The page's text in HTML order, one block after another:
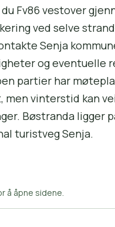
Fv86 vestover
ved selve
Senja
og eventuelle
partier har
men vinterstid kan
Bøstranda ligger
turistveg Senja.
å åpne sidene.